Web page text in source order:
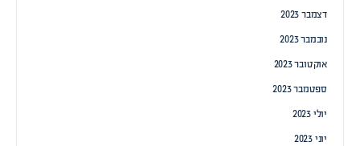
דצמבר 2023
נובמבר 2023
אוקטובר 2023
ספטמבר 2023
יולי 2023
יוני 2023